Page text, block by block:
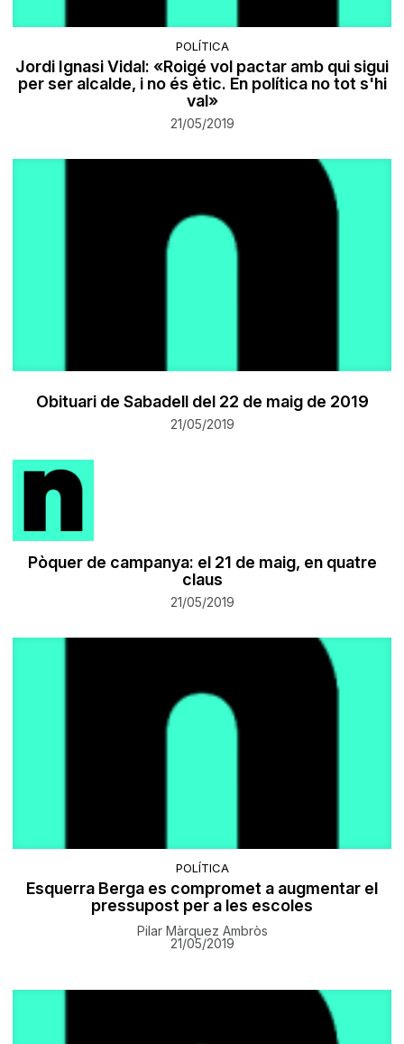
POLÍTICA
Jordi Ignasi Vidal: «Roigé vol pactar amb qui sigui
per ser alcalde, i no és ètic. En política no tot s'hi
val»
21/05/2019
Obituari de Sabadell del 22 de maig de 2019
21/05/2019
Pòquer de campanya: el 21 de maig, en quatre
claus
21/05/2019
POLÍTICA
Esquerra Berga es compromet a augmentar el
pressupost per a les escoles
Pilar Màrquez Ambròs
21/05/2019